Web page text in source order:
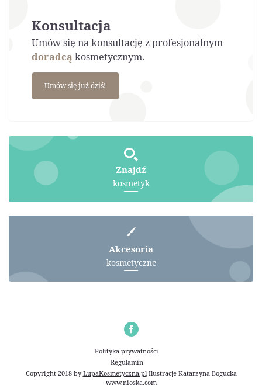
Konsultacja
Umów się na konsultację z profesjonalnym
doradcąkosmetycznym.
Umów się już dziś!
Znajdź
kosmetyk
Akcesoria
kosmetyczne
Polityka prywatności
Regulamin
Copyright 2018 by LupaKosmetyczna.pl Ilustracje Katarzyna Bogucka
www.nioska.com